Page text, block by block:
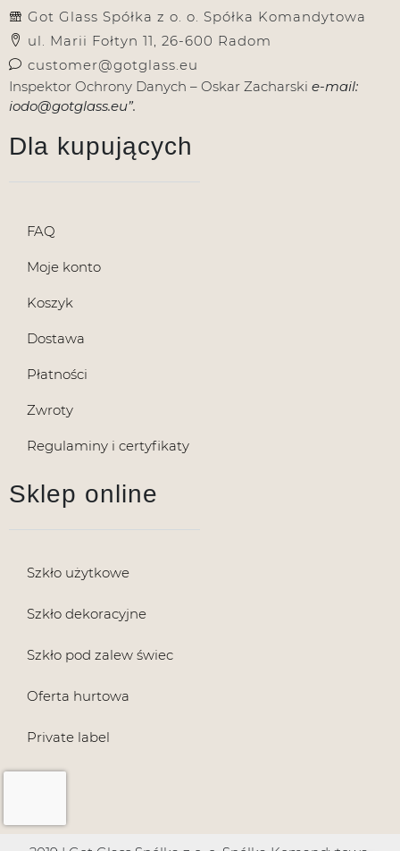
Got Glass Spółka z o. o. Spółka Komandytowa
ul. Marii Fołtyn 11, 26-600 Radom
customer@gotglass.eu
Inspektor Ochrony Danych – Oskar Zacharski e-mail:
iodo@gotglass.eu”.
Dla kupujących
FAQ
Moje konto
Koszyk
Dostawa
Płatności
Zwroty
Regulaminy i certyfikaty
Sklep online
Szkło użytkowe
Szkło dekoracyjne
Szkło pod zalew świec
Oferta hurtowa
Private label